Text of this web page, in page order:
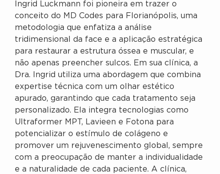
Ingrid Luckmann foi pioneira em trazer o
conceito do MD Codes para Florianópolis, uma
metodologia que enfatiza a análise
tridimensional da face e a aplicação estratégica
para restaurar a estrutura óssea e muscular, e
não apenas preencher sulcos. Em sua clínica, a
Dra. Ingrid utiliza uma abordagem que combina
expertise técnica com um olhar estético
apurado, garantindo que cada tratamento seja
personalizado. Ela integra tecnologias como
Ultraformer MPT, Lavieen e Fotona para
potencializar o estímulo de colágeno e
promover um rejuvenescimento global, sempre
com a preocupação de manter a individualidade
e a naturalidade de cada paciente. A clínica,